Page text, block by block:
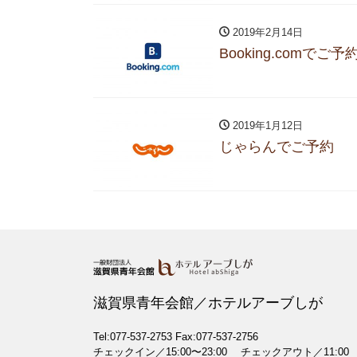
2019年2月14日
Booking.comでご予
2019年1月12日
じゃらんでご予約
滋賀県青年会館／ホテルアーブしが
Tel:077-537-2753 Fax:077-537-2756
チェックイン／15:00〜23:00 チェックアウト／11:00